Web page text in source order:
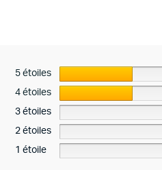
5 étoiles
4 étoiles
3 étoiles
2 étoiles
1 étoile